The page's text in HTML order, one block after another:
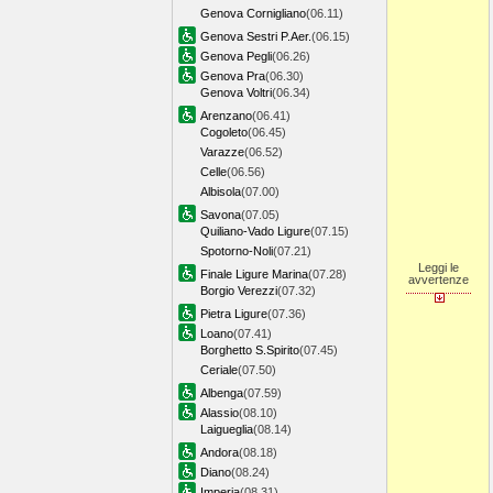
Genova Cornigliano(06.11)
Genova Sestri P.Aer.(06.15)
Genova Pegli(06.26)
Genova Pra(06.30)
Genova Voltri(06.34)
Arenzano(06.41)
Cogoleto(06.45)
Varazze(06.52)
Celle(06.56)
Albisola(07.00)
Savona(07.05)
Quiliano-Vado Ligure(07.15)
Spotorno-Noli(07.21)
Finale Ligure Marina(07.28)
Borgio Verezzi(07.32)
Pietra Ligure(07.36)
Loano(07.41)
Borghetto S.Spirito(07.45)
Ceriale(07.50)
Albenga(07.59)
Alassio(08.10)
Laigueglia(08.14)
Andora(08.18)
Diano(08.24)
Leggi le
avvertenze